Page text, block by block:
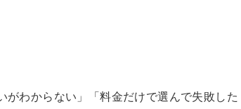
わからない」「料金だけで選んで失敗し